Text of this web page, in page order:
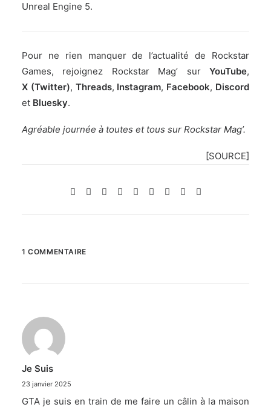
Unreal Engine 5.
Pour ne rien manquer de l’actualité de Rockstar
Games, rejoignez Rockstar Mag’ sur YouTube,
X (Twitter), Threads, Instagram, Facebook, Discord
et Bluesky.
Agréable journée à toutes et tous sur Rockstar Mag’.
[SOURCE]
1 COMMENTAIRE
Je Suis
23 janvier 2025
GTA je suis en train de me faire un câlin à la maison